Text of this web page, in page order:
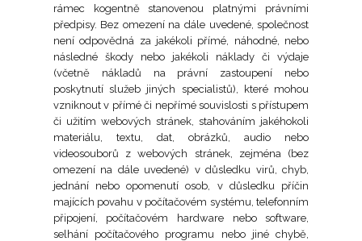
smíšená pleť
pleť
vráskám a stárnutí pleti
(OF 6-10)
(OF 15-20)
ochrana (OF 30-50)
rámec kogentně stanovenou platnými právními
předpisy. Bez omezení na dále uvedené, společnost
není odpovědná za jakékoli přímé, náhodné, nebo
následné škody nebo jakékoli náklady či výdaje
(včetně nákladů na právní zastoupení nebo
poskytnutí služeb jiných specialistů), které mohou
vzniknout v přímé či nepřímé souvislosti s přístupem
či užitím webových stránek, stahováním jakéhokoli
materiálu, textu, dat, obrázků, audio nebo
videosouborů z webových stránek, zejména (bez
omezení na dále uvedené) v důsledku virů, chyb,
jednání nebo opomenutí osob, v důsledku příčin
majících povahu v počítačovém systému, telefonním
připojení, počítačovém hardware nebo software,
selhání počítačového programu nebo jiné chybě,